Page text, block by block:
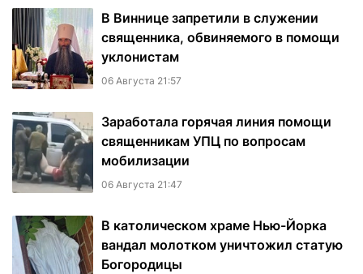
В Виннице запретили в служении
священника, обвиняемого в помощи
уклонистам
06 Августа 21:57
Заработала горячая линия помощи
священникам УПЦ по вопросам
мобилизации
06 Августа 21:47
В католическом храме Нью-Йорка
вандал молотком уничтожил статую
Богородицы